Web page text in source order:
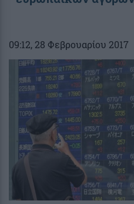
09:12, 28 Φεβρουαρίου 2017